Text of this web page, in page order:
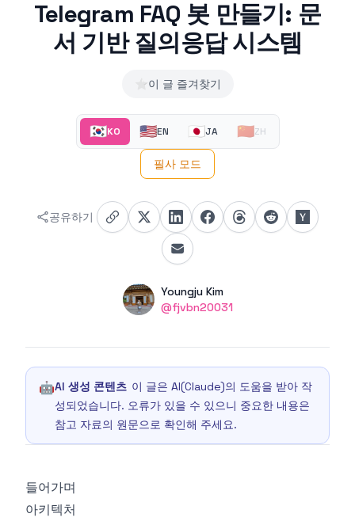
Telegram FAQ 봇 만들기: 문
서 기반 질의응답 시스템
⭐이 글 즐겨찾기
🇰🇷KO 🇺🇸EN 🇯🇵JA 🇨🇳ZH
필사 모드
공유하기
Name
Youngju Kim
Twitter
@fjvbn20031
🤖AI 생성 콘텐츠 이 글은 AI(Claude)의 도움을 받아 작
성되었습니다. 오류가 있을 수 있으니 중요한 내용은
참고 자료의 원문으로 확인해 주세요.
들어가며
아키텍처